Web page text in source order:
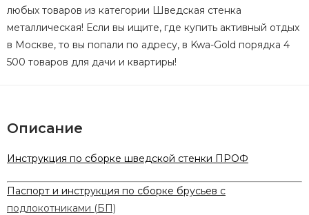
любых товаров из категории Шведская стенка
металлическая! Если вы ищите, где купить активный отдых
в Москве, то вы попали по адресу, в Kwa-Gold порядка 4
500 товаров для дачи и квартиры!
Описание
Инструкция по сборке шведской стенки ПРОФ
Паспорт и инструкция по сборке брусьев с
подлокотниками (БП)